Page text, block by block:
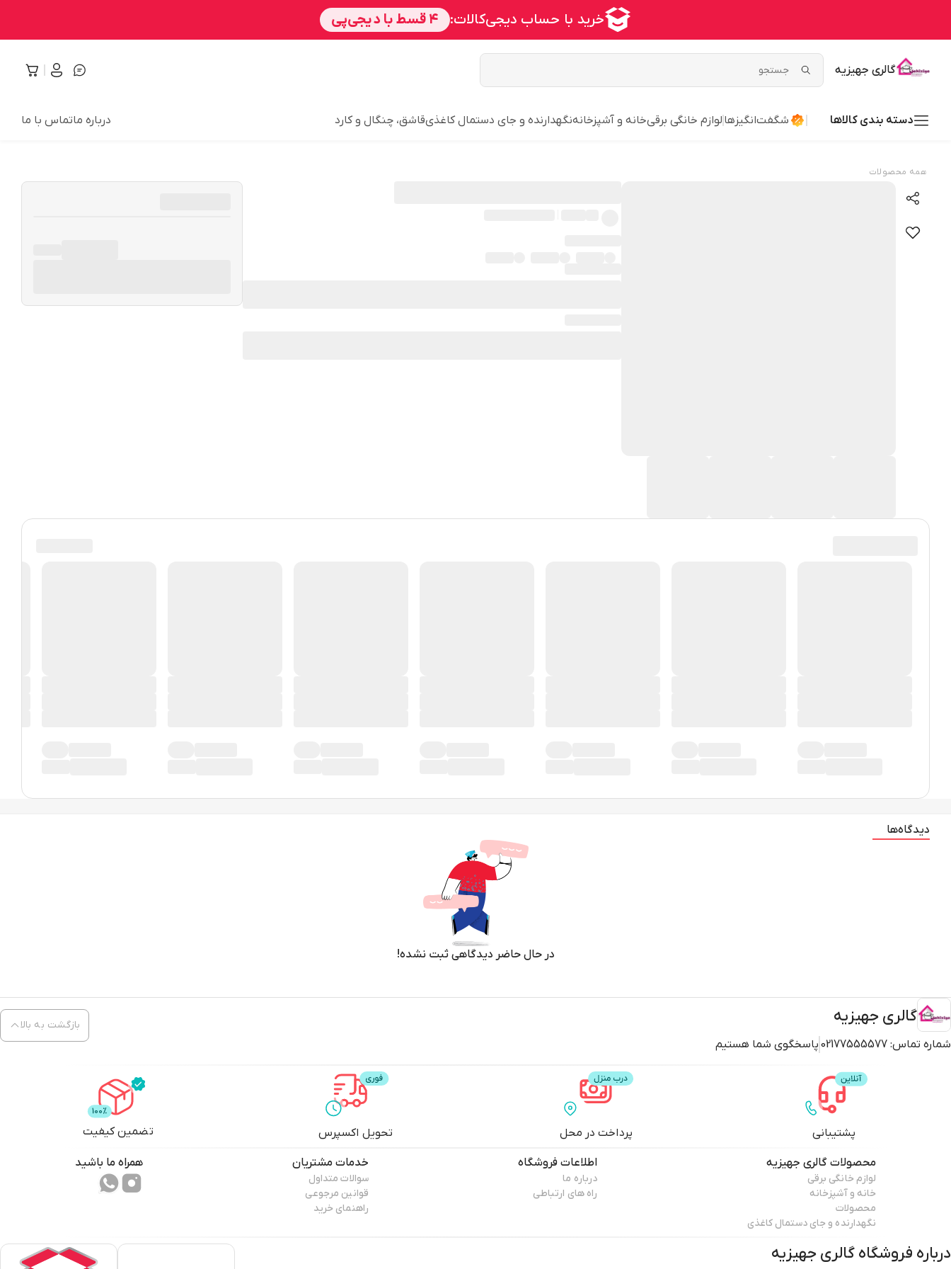
گالری جهیزیه
دسته بندی کالاها شگفت‌انگیزها لوازم خانگی برقیخانه و آشپزخانهنگهدارنده و جای دستمال کاغذیقاشق، چنگال و کارد درباره ماتماس با ما
همه محصولات
دیدگاه‌ها
در حال حاضر دیدگاهی ثبت نشده!
گالری جهیزیه
شماره تماس: 02177555577 پاسخگوی شما هستیم
بازگشت به بالا
پشتیبانی پرداخت در محل تحویل اکسپرس تضمین کیفیت
محصولات گالری جهیزیه
لوازم خانگی برقی
خانه و آشپزخانه
محصولات
نگهدارنده و جای دستمال کاغذی
اطلاعات فروشگاه
درباره ما
راه های ارتباطی
خدمات مشتریان
سوالات متداول
قوانین مرجوعی
راهنمای خرید
همراه ما باشید
درباره فروشگاه گالری جهیزیه